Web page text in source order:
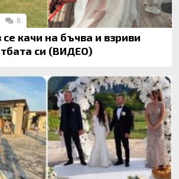
качи на бъчва и взриви
си (ВИДЕО)
8